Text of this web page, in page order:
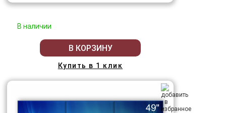
В наличии
В КОРЗИНУ
Купить в 1 клик